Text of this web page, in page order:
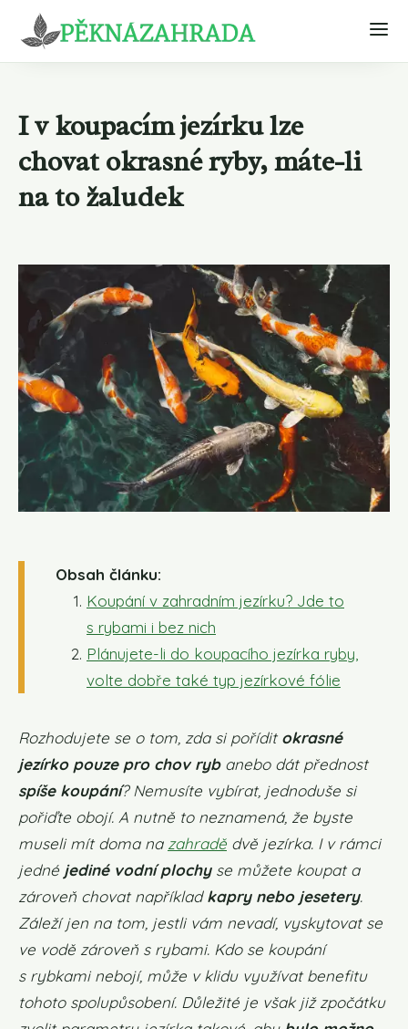
I v koupacím jezírku lze
chovat okrasné ryby, máte-li
na to žaludek
Obsah článku:
Koupání v zahradním jezírku? Jde to
s rybami i bez nich
Plánujete-li do koupacího jezírka ryby,
volte dobře také typ jezírkové fólie
Rozhodujete se o tom, zda si poříditokrasné
jezírko pouze pro chov rybanebo dát přednost
spíše koupání? Nemusíte vybírat, jednoduše si
pořiďte obojí. A nutně to neznamená, že byste
museli mít doma na zahradě dvě jezírka. I v rámci
jedné jediné vodní plochy se můžete koupat a
zároveň chovat napříkladkapry nebo jesetery.
Záleží jen na tom, jestli vám nevadí, vyskytovat se
ve vodě zároveň s rybami. Kdo se koupání
s rybkami nebojí, může v klidu využívat benefitu
tohoto spolupůsobení. Důležité je však již zpočátku